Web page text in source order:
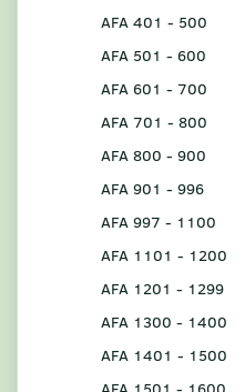
AFA 401 - 500
AFA 501 - 600
AFA 601 - 700
AFA 701 - 800
AFA 800 - 900
AFA 901 - 996
AFA 997 - 1100
AFA 1101 - 1200
AFA 1201 - 1299
AFA 1300 - 1400
AFA 1401 - 1500